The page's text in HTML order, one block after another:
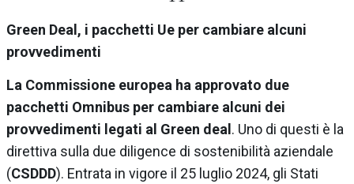
Green Deal, i pacchetti Ue per cambiare alcuni
provvedimenti
La Commissione europea ha approvato due
pacchetti Omnibus per cambiare alcuni dei
provvedimenti legati al Green deal . Uno di questi è la
direttiva sulla due diligence di sostenibilità aziendale
(CSDDD). Entrata in vigore il 25 luglio 2024, gli Stati